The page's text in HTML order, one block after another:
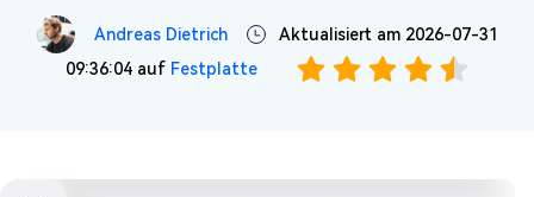
Andreas Dietrich
Aktualisiert am 2026-07-31
09:36:04 auf Festplatte